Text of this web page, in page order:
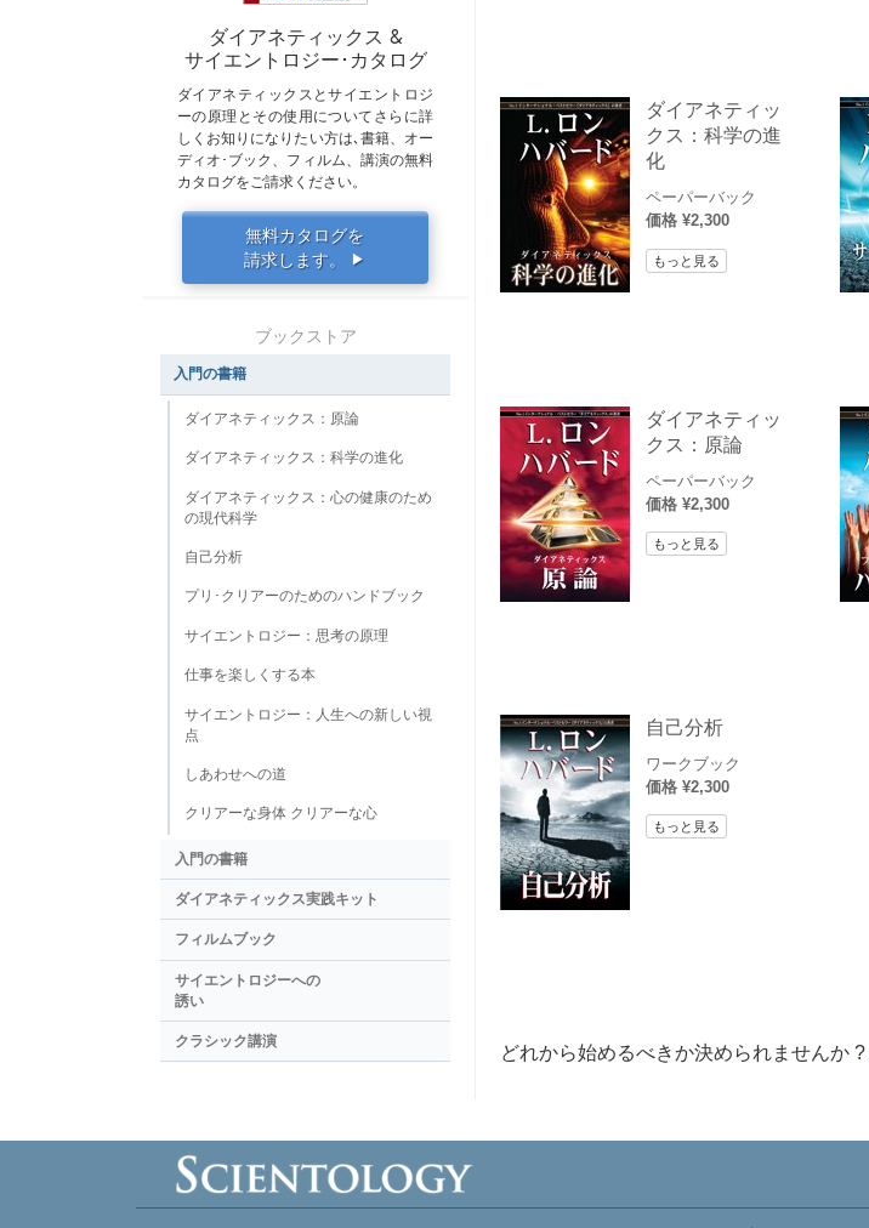
ダイアネティッ
クス：科学の進
化
ペーパーバック
価格 ¥2,300
もっと見る
ダイアネティッ
クス：原論
ペーパーバック
価格 ¥2,300
もっと見る
自己分析
ワークブック
価格 ¥2,300
もっと見る
どれから始めるべきか決められませんか ?
ダイアネティックス &
サイエントロジー･カタログ
ダイアネティックスとサイエントロジ
ーの原理とその使用についてさらに詳
しくお知りになりたい方は､書籍、オー
ディオ･ブック、フィルム、講演の無料
カタログをご請求ください。
無料カタログを
請求します。
▶
ブックストア
入門の書籍
ダイアネティックス：原論
ダイアネティックス：科学の進化
ダイアネティックス：心の健康のため
の現代科学
自己分析
プリ･クリアーのためのハンドブック
サイエントロジー：思考の原理
仕事を楽しくする本
サイエントロジー：人生への新しい視
点
しあわせへの道
クリアーな身体 クリアーな心
入門の書籍
ダイアネティックス実践キット
フィルムブック
サイエントロジーへの
誘い
クラシック講演